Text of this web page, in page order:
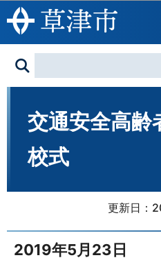
このページの
交通安全高齢
校式
更新日：
2019年5月23日